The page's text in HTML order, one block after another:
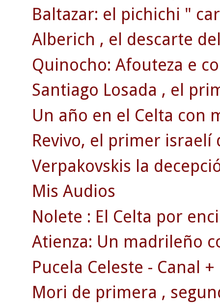
Baltazar: el pichichi "
Alberich , el descarte
Quinocho: Afouteza e
Santiago Losada , el
Un año en el Celta con
Revivo, el primer israelí
Verpakovskis la
Mis Audios
Nolete : El Celta por
Atienza: Un madrileño
Pucela Celeste - Canal +
Mori de primera ,